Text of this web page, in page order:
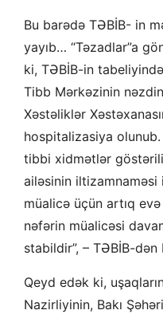
Bu barədə TƏBİB- in
yayıb… “Təzadlar”a
ki, TƏBİB-in
Tibb Mərkəzinin
Xəstəliklər
hospitalizasiya
tibbi xidmətlər
ailəsinin
müalicə üçün artıq evə
nəfərin müalicəsi
stabildir”, – TƏBİB-
Qeyd edək ki,
Nazirliyinin, Bakı